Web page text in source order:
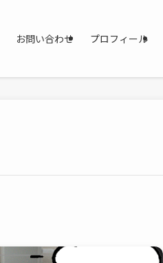
お問い合わせ プロフィール